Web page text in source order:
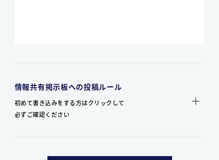
情報共有掲示板への投稿ルール
初めて書き込みをする方はクリックして
必ずご確認ください